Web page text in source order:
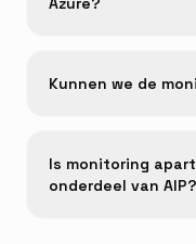
Kunnen we de
Is monitoring
onderdeel van AIP?